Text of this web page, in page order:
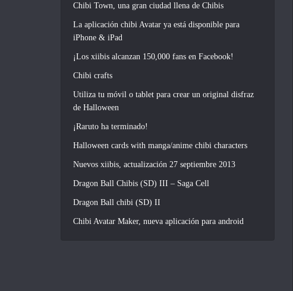
Chibi Town, una gran ciudad llena de Chibis
La aplicación chibi Avatar ya está disponible para
iPhone & iPad
¡Los xiibis alcanzan 150,000 fans en Facebook!
Chibi crafts
Utiliza tu móvil o tablet para crear un original disfraz
de Halloween
¡Raruto ha terminado!
Halloween cards with manga/anime chibi characters
Nuevos xiibis, actualización 27 septiembre 2013
Dragon Ball Chibis (SD) III – Saga Cell
Dragon Ball chibi (SD) II
Chibi Avatar Maker, nueva aplicación para android